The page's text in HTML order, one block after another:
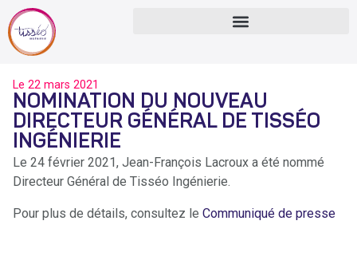
Le 22 mars 2021
NOMINATION DU NOUVEAU
DIRECTEUR GÉNÉRAL DE TISSÉO
INGÉNIERIE
Le 24 février 2021, Jean-François Lacroux a été nommé
Directeur Général de Tisséo Ingénierie.
Pour plus de détails, consultez le Communiqué de presse